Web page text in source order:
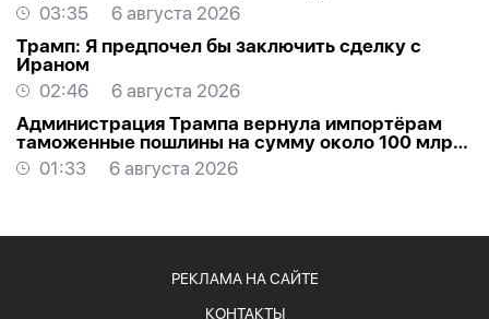
03:35
6 августа 2026
Трамп: Я предпочел бы заключить сделку с
Ираном
02:46
6 августа 2026
Администрация Трампа вернула импортёрам
таможенные пошлины на сумму около 100 млрд
долларов
01:33 6 августа 2026
РЕКЛАМА НА САЙТЕ
КОНТАКТЫ